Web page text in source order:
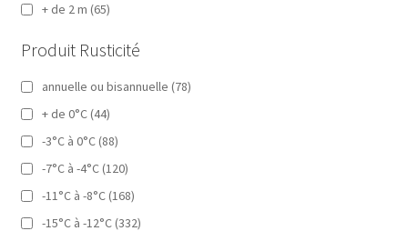
+ de 2 m (65)
Produit Rusticité
annuelle ou bisannuelle (78)
+ de 0°C (44)
-3°C à 0°C (88)
-7°C à -4°C (120)
-11°C à -8°C (168)
-15°C à -12°C (332)